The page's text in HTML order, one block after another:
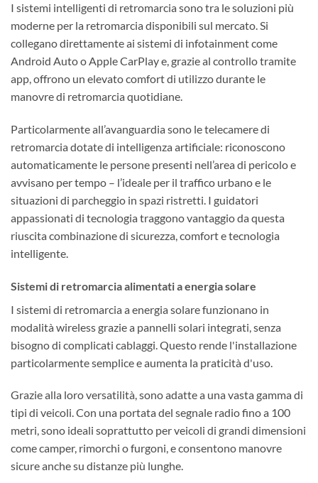
I sistemi intelligenti di retromarcia sono tra le soluzioni più
moderne per la retromarcia disponibili sul mercato. Si
collegano direttamente ai sistemi di infotainment come
Android Auto o Apple CarPlay e, grazie al controllo tramite
app, offrono un elevato comfort di utilizzo durante le
manovre di retromarcia quotidiane.
Particolarmente all’avanguardia sono le telecamere di
retromarcia dotate di intelligenza artificiale: riconoscono
automaticamente le persone presenti nell’area di pericolo e
avvisano per tempo – l’ideale per il traffico urbano e le
situazioni di parcheggio in spazi ristretti. I guidatori
appassionati di tecnologia traggono vantaggio da questa
riuscita combinazione di sicurezza, comfort e tecnologia
intelligente.
Sistemi di retromarcia alimentati a energia solare
I sistemi di retromarcia a energia solare funzionano in
modalità wireless grazie a pannelli solari integrati, senza
bisogno di complicati cablaggi. Questo rende l'installazione
particolarmente semplice e aumenta la praticità d'uso.
Grazie alla loro versatilità, sono adatte a una vasta gamma di
tipi di veicoli. Con una portata del segnale radio fino a 100
metri, sono ideali soprattutto per veicoli di grandi dimensioni
come camper, rimorchi o furgoni, e consentono manovre
sicure anche su distanze più lunghe.